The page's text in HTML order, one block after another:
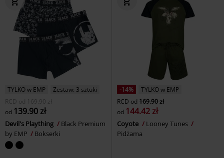
TYLKO w EMP
Zestaw: 3 sztuki
RCD
od 169.90 zł
od 139.90 zł
Devil's Plaything
Black Premium
by EMP
Bokserki
-14%
TYLKO w EMP
RCD od 169.90 zł
od 144.42 zł
Coyote
Looney Tunes
Pidżama